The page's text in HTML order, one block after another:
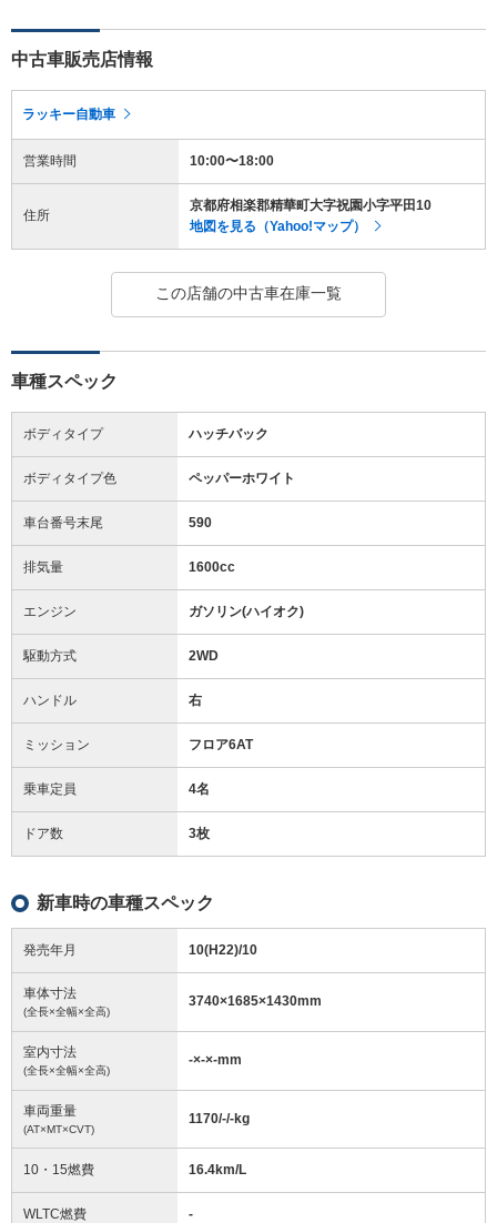
中古車販売店情報
ラッキー自動車
営業時間 10:00〜18:00
住所
京都府相楽郡精華町大字祝園小字平田10
地図を見る（Yahoo!マップ）
この店舗の中古車在庫一覧
車種スペック
ボディタイプ ハッチバック
ボディタイプ色 ペッパーホワイト
車台番号末尾 590
排気量 1600cc
エンジン ガソリン(ハイオク)
駆動方式 2WD
ハンドル 右
ミッション フロア6AT
乗車定員 4名
ドア数 3枚
新車時の車種スペック
発売年月 10(H22)/10
車体寸法
(全長×全幅×全高)
3740×1685×1430mm
室内寸法
(全長×全幅×全高)
-×-×-mm
車両重量
(AT×MT×CVT)
1170/-/-kg
10・15燃費 16.4km/L
WLTC燃費 -